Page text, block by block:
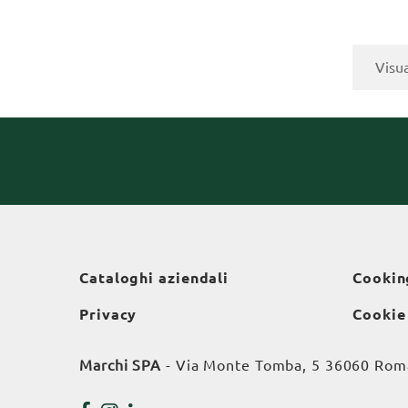
Cataloghi aziendali
Privacy
Marchi SPA - Via Monte Tomba, 5 36060